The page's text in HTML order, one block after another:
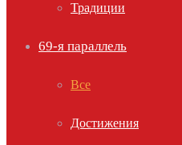
Традиции
69-я параллель
Все
Достижения